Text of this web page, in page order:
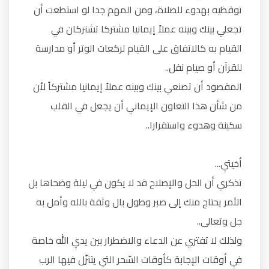
توقظيه بهدوء للصلاة، ومن المهم جدا لو استطعت أن
تجعلي بينك وبينه عملاً إيمانيا مشتركا تشتركان في
القيام به كالاتفاق على القيام لركعات الوتر أو مدارسة
للقرآن أو صيام نفل..
المقصود أن تصنعي بينك وبينه عملاً إيمانيا مشتركاً لأن
من شأن هذا التعاون الإيماني أن يجعل في القلب
سكينة وهدوء واستقرارا..
أخيتي...
تذكري أن الحل والإصلاح قد لا يكون في ليلة وضحاها بل
الأمر يحتاج منك إلى صبر وطول بال وثقة بالله وأمل به
جل وتعالى..
ولذلك لا تفتري عن الدعاء والاضطرار بين يدي الله خاصة
في أوقات الإجابة كأوقات السّحر التي يتنزّل فيها الرب